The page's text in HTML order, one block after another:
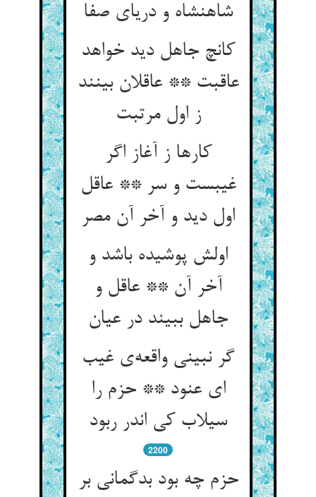
شاهنشاه و دریای صفا
کانچ جاهل دید خواهد
عاقبت ** عاقلان بینند
ز اول مرتبت
کارها ز آغاز اگر
غیبست و سر ** عاقل
اول دید و آخر آن مصر
اولش پوشیده باشد و
آخر آن ** عاقل و
جاهل ببیند در عیان
گر نبینی واقعه‌ی غیب
ای عنود ** حزم را
سیلاب کی اندر ربود
2200
حزم چه بود بدگمانی بر